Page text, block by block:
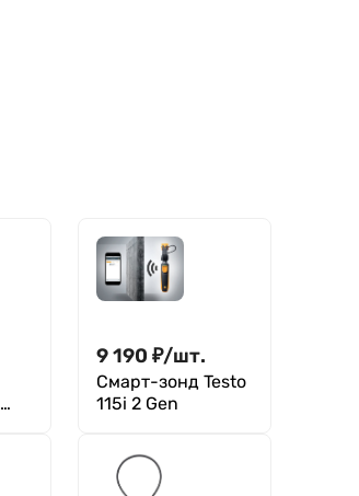
9 190 ₽/шт.
Смарт-зонд Testo
115i 2 Gen